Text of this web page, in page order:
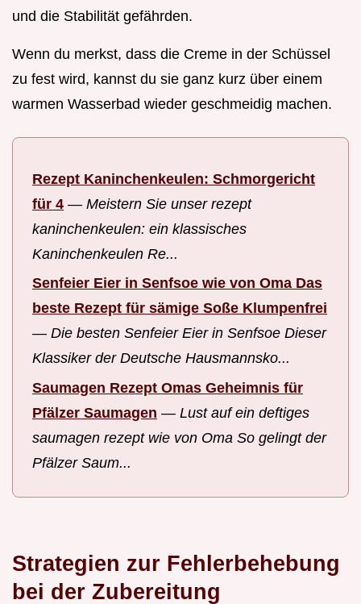
und die Stabilität gefährden.
Wenn du merkst, dass die Creme in der Schüssel
zu fest wird, kannst du sie ganz kurz über einem
warmen Wasserbad wieder geschmeidig machen.
Rezept Kaninchenkeulen: Schmorgericht
für 4 — Meistern Sie unser rezept
kaninchenkeulen: ein klassisches
Kaninchenkeulen Re...
Senfeier Eier in Senfsoe wie von Oma Das
beste Rezept für sämige Soße Klumpenfrei
— Die besten Senfeier Eier in Senfsoe Dieser
Klassiker der Deutsche Hausmannsko...
Saumagen Rezept Omas Geheimnis für
Pfälzer Saumagen — Lust auf ein deftiges
saumagen rezept wie von Oma So gelingt der
Pfälzer Saum...
Strategien zur Fehlerbehebung
bei der Zubereitung